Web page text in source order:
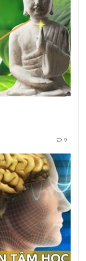
Yêu - Con Ghét
Đâu Nên Nỗi?
Bạn Trở Thành “Đứa
9